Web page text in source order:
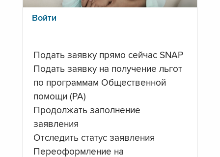
Войти
Подать заявку прямо сейчас SNAP
Подать заявку на получение льгот
по программам Общественной
помощи (PA)
Продолжать заполнение
заявления
Отследить статус заявления
Переоформление на